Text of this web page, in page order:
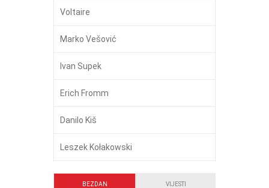
Voltaire
Marko Vešović
Ivan Supek
Erich Fromm
Danilo Kiš
Leszek Kołakowski
BEZDAN VIJESTI